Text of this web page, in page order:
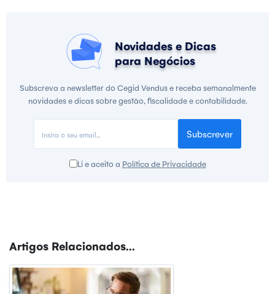
Novidades e Dicas
para Negócios
Subscreva a newsletter do Cegid Vendus e receba semanalmente
novidades e dicas sobre gestão, fiscalidade e contabilidade.
Subscrever
Li e aceito a Política de Privacidade
Artigos Relacionados...